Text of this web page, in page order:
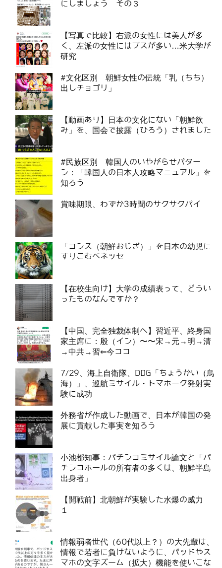
にしましょう その３
【写真で比較】右派の女性には美人が多
く、左派の女性にはブスが多い…米大学が
研究
#文化区別 朝鮮女性の伝統「乳（ちち）
出しチョゴリ」
【動画あり】日本の文化にない「朝鮮飲
み」を、国会で披露（ひろう）されました
#民族区別 韓国人のいやがらせパター
ン：「韓国人の日本人攻略マニュアル」を
知ろう
賞味期限、わずか3時間のサクサクパイ
「コンス（朝鮮おじぎ）」を日本の幼児に
すりこむベネッセ
【在校生向け】大学の成績表って、どうい
ったものなんですか？
【中国、完全独裁体制へ】習近平、終身国
家主席に：殷（イン）〜〜宋→元→明→清
→中共→習⇐今ココ
7/29、海上自衛隊、DDG「ちょうかい（鳥
海）」、巡航ミサイル・トマホーク発射実
験に成功
外務省が作成した動画で、日本が韓国の発
展に貢献した事実を知ろう
小池都知事：パチンコミサイル論文と「パ
チンコホールの所有者の多くは、朝鮮半島
出身者」
【開戦前】北朝鮮が実験した水爆の威力
１
情報弱者世代（60代以上？）の大先輩は、
情報で若者に負けないように、パッドやス
マホの文字ズーム（拡大）機能を使いこな